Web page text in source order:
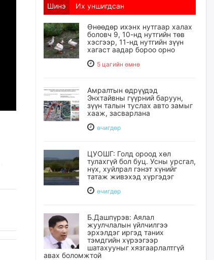
Шинэ Их уншигдсан
Өнөөдөр ихэнх нутгаар халах
боловч 9, 10-нд нутгийн төв
хэсгээр, 11-нд нутгийн зүүн
хагаст аадар бороо орно
5 цагийн өмнө
Амралтын өдрүүдэд
Энхтайвны гүүрний баруун,
зүүн талын туслах авто замыг
хааж, засварлана
өчигдѳр
ЦУОШГ: Голд ороод хөл
тулахгүй бол буц. Усны урсгал,
нүх, хуйлрал гэнэт хүнийг
татаж живэхэд хүргэдэг
өчигдѳр
Б.Дашпүрэв: Аялал
жуулчлалын үйлчилгээ
эрхэлдэг иргэд таних
тэмдгийн хүрээгээр
шатахууныг хязгаарлалтгүй
авах боломжтой